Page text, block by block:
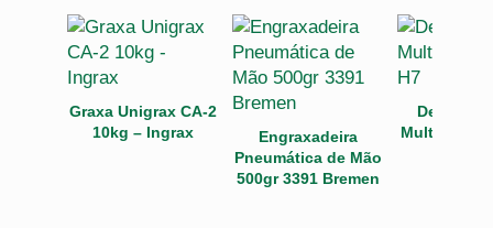
Graxa Unigrax CA-2
10kg – Ingrax
Engraxadeira
Pneumática de Mão
500gr 3391 Bremen
Multiuso 5